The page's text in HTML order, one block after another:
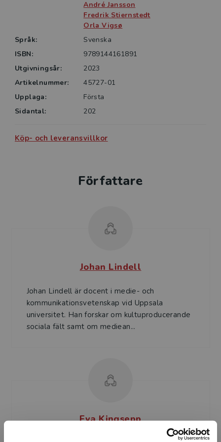
André Jansson
Fredrik Stiernstedt
Orla Vigsø
Språk:
Svenska
ISBN:
9789144161891
Utgivningsår:
2023
Artikelnummer:
45727-01
Upplaga:
Första
Sidantal:
202
Köp- och leveransvillkor
Författare
Johan Lindell
Johan Lindell är docent i medie- och
kommunikationsvetenskap vid Uppsala
universitet. Han forskar om kultuproducerande
sociala fält samt om mediean...
Eva Kingsepp